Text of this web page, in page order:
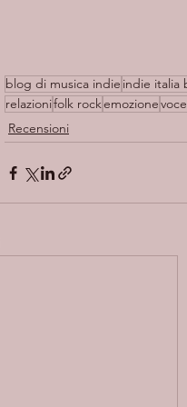
blog di musica indie indie italia
relazionifolk rockemozione
Recensioni